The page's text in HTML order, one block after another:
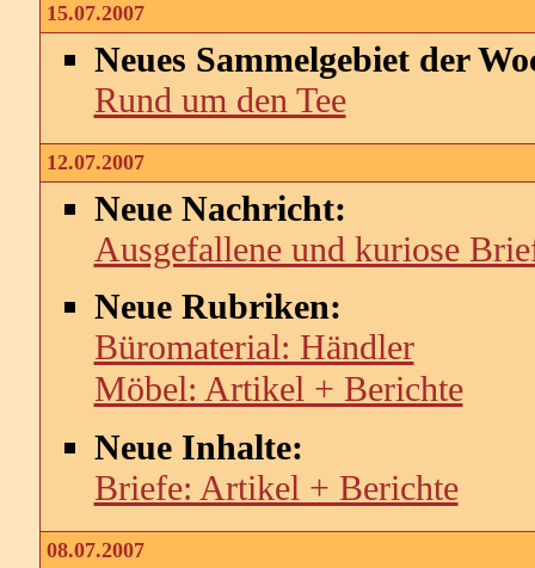
15.07.2007
Neues Sammelgebiet der
Rund um den Tee
12.07.2007
Neue Nachricht:
Ausgefallene und kuriose
Neue Rubriken:
Büromaterial: Händler
Möbel: Artikel + Berichte
Neue Inhalte:
Briefe: Artikel + Berichte
08.07.2007